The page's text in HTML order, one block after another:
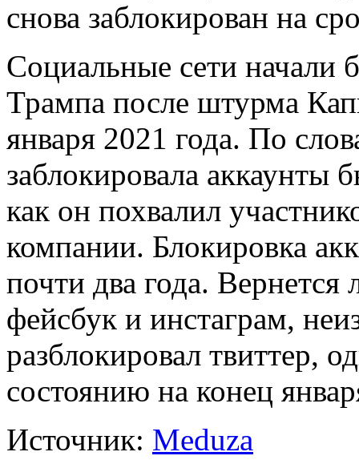
снова заблокирован на
Социальные сети начали
Трампа после штурма
января 2021 года. По
заблокировала аккаунты
как он похвалил
компании. Блокировка
почти два года.
фейсбук и инстаграм,
разблокировал твиттер,
состоянию на конец
Источник: Meduza